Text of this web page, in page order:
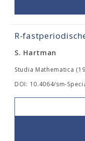
R-
S. Hartman
Studia Mathematica
DOI: 10.4064/sm-